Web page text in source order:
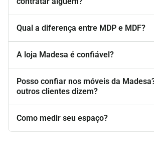
Qual a diferença entre MDP e MDF?
A loja Madesa é confiável?
Posso confiar nos móveis da
outros clientes dizem?
Como medir seu espaço?